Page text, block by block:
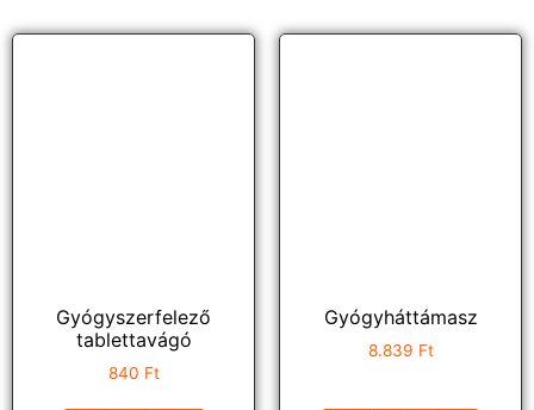
Gyógyszerfelező
tablettavágó
840 Ft
Gyógyháttámasz
8.839 Ft